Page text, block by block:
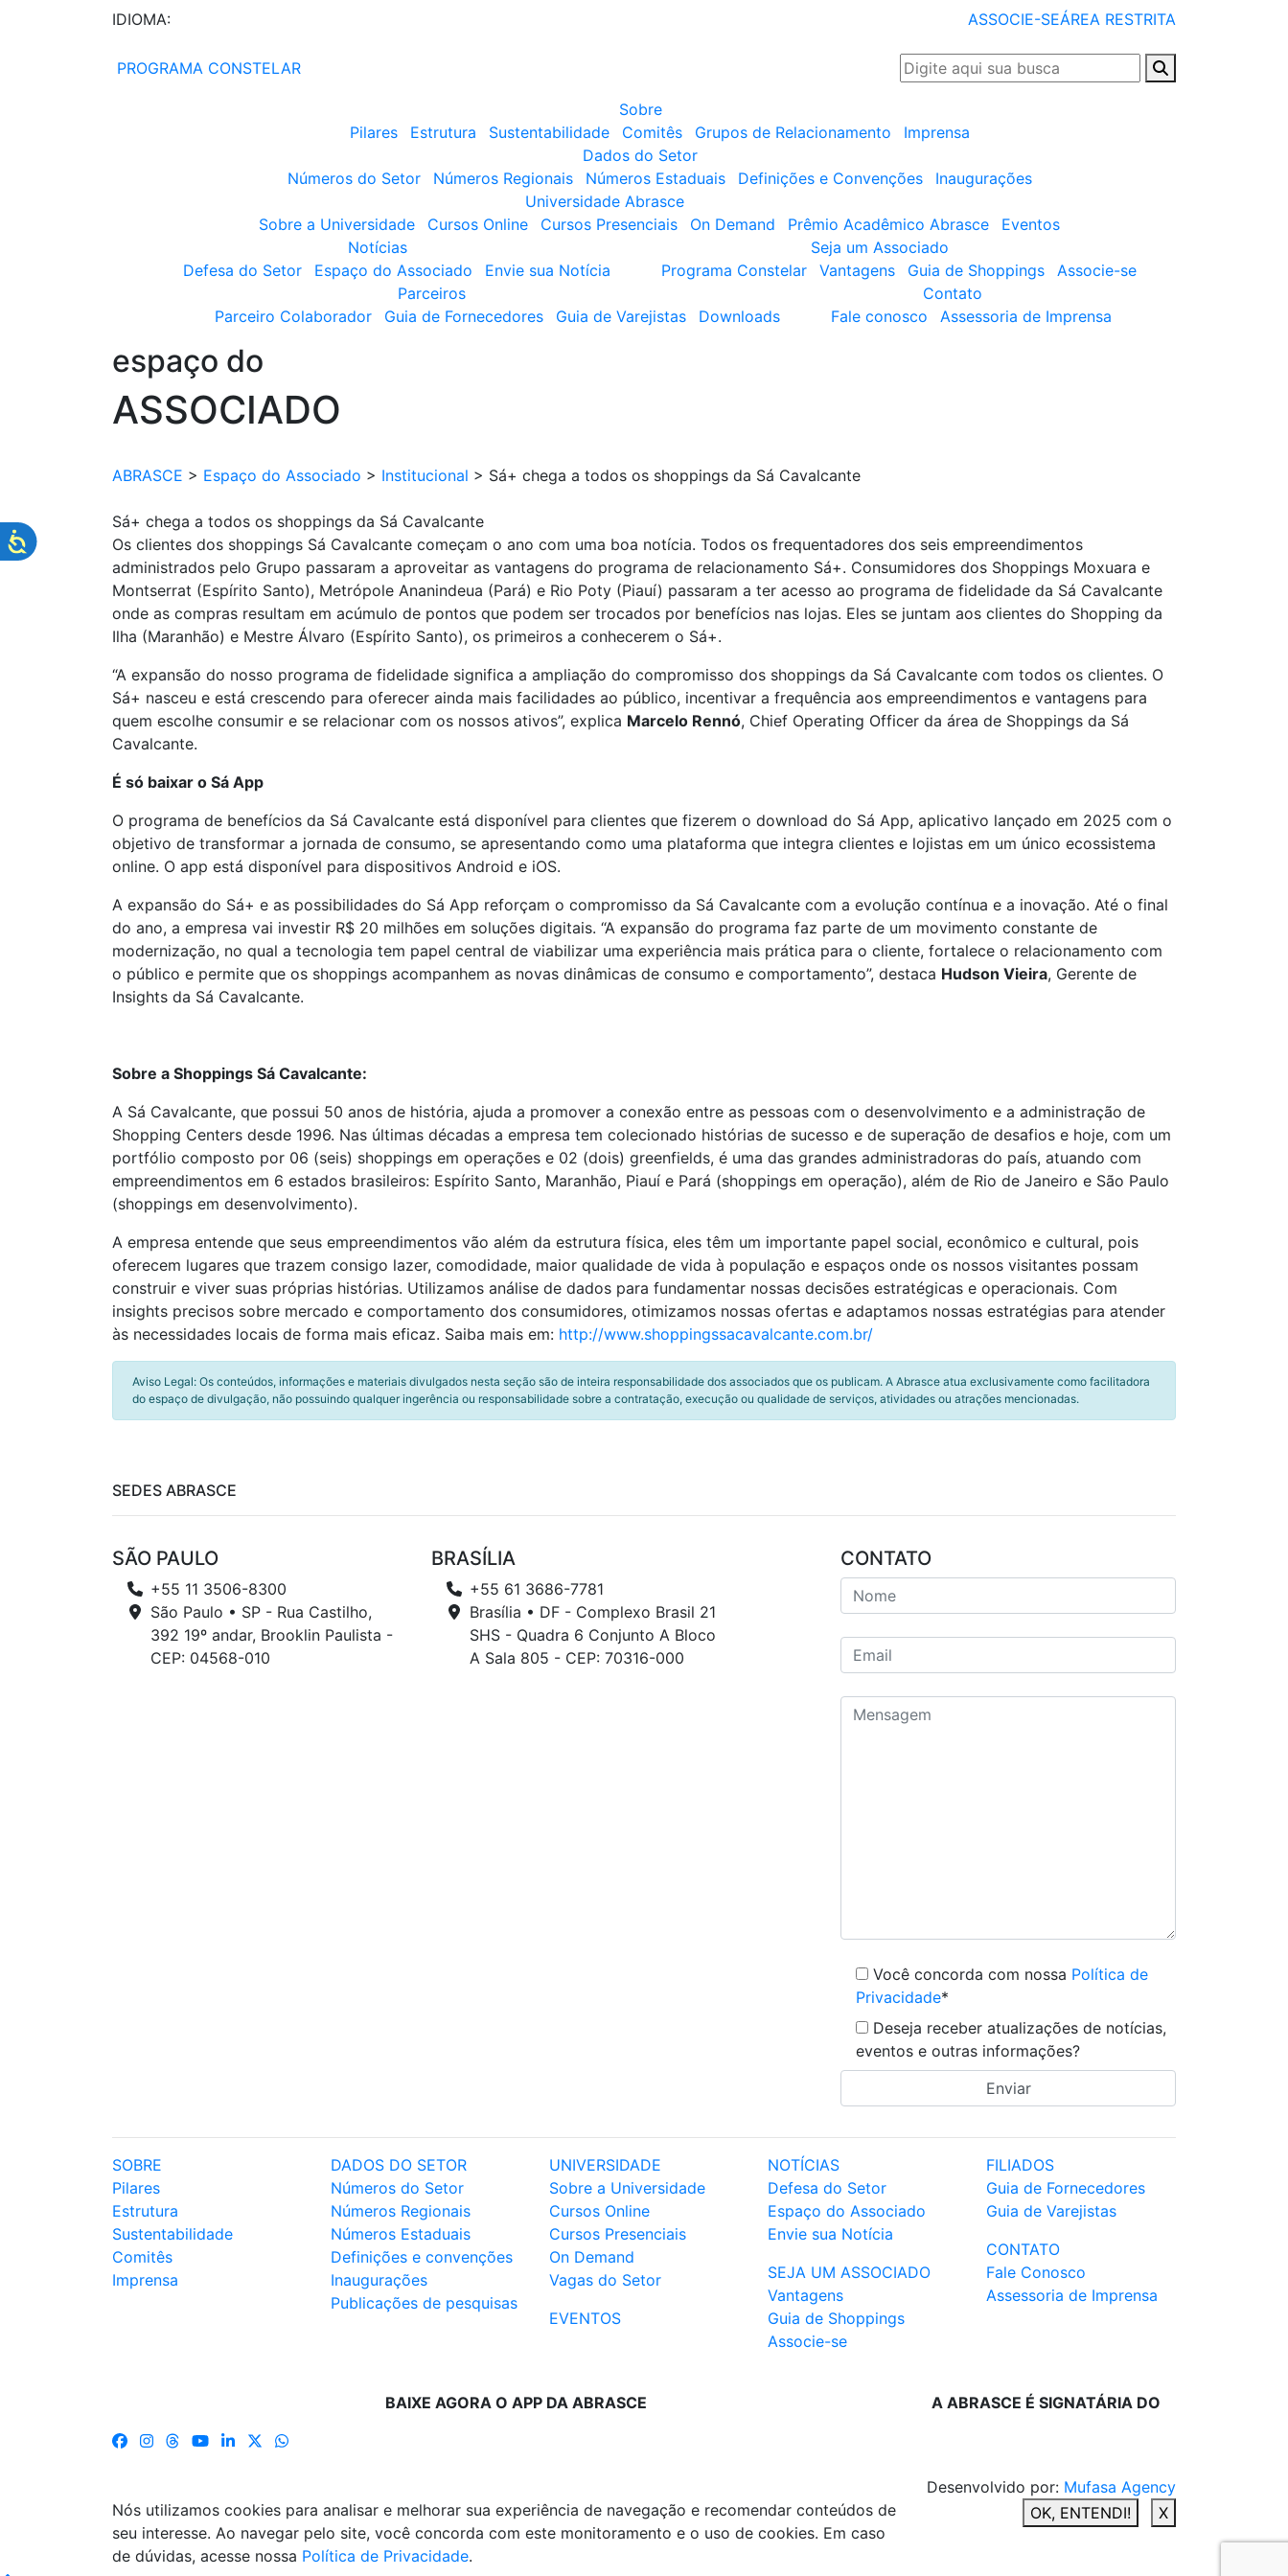
IDIOMA: ASSOCIE-SEÁREA RESTRITA
PROGRAMA CONSTELAR
Sobre
Pilares
Estrutura Sustentabilidade Comitês Grupos de Relacionamento
Imprensa
Dados do Setor
Números do Setor
Números Regionais Números Estaduais Definições e Convenções
Inaugurações
Universidade Abrasce
Sobre a Universidade
Cursos Online Cursos Presenciais On Demand Prêmio Acadêmico Abrasce
Eventos
Notícias
Defesa do Setor
Espaço do Associado Envie sua Notícia
Seja um Associado
Programa Constelar
Vantagens Guia de Shoppings
Associe-se
Parceiros
Parceiro Colaborador
Guia de Fornecedores Guia de Varejistas Downloads
Contato
Fale conosco
Assessoria de Imprensa
espaço do
ASSOCIADO
ABRASCE > Espaço do Associado > Institucional > Sá+ chega a todos os shoppings da Sá Cavalcante
Sá+ chega a todos os shoppings da Sá Cavalcante
Os clientes dos shoppings Sá Cavalcante começam o ano com uma boa notícia. Todos os frequentadores dos seis empreendimentos
administrados pelo Grupo passaram a aproveitar as vantagens do programa de relacionamento Sá+. Consumidores dos Shoppings Moxuara e
Montserrat (Espírito Santo), Metrópole Ananindeua (Pará) e Rio Poty (Piauí) passaram a ter acesso ao programa de fidelidade da Sá Cavalcante
onde as compras resultam em acúmulo de pontos que podem ser trocados por benefícios nas lojas. Eles se juntam aos clientes do Shopping da
Ilha (Maranhão) e Mestre Álvaro (Espírito Santo), os primeiros a conhecerem o Sá+.
“A expansão do nosso programa de fidelidade significa a ampliação do compromisso dos shoppings da Sá Cavalcante com todos os clientes. O
Sá+ nasceu e está crescendo para oferecer ainda mais facilidades ao público, incentivar a frequência aos empreendimentos e vantagens para
quem escolhe consumir e se relacionar com os nossos ativos”, explica Marcelo Rennó, Chief Operating Officer da área de Shoppings da Sá
Cavalcante.
É só baixar o Sá App
O programa de benefícios da Sá Cavalcante está disponível para clientes que fizerem o download do Sá App, aplicativo lançado em 2025 com o
objetivo de transformar a jornada de consumo, se apresentando como uma plataforma que integra clientes e lojistas em um único ecossistema
online. O app está disponível para dispositivos Android e iOS.
A expansão do Sá+ e as possibilidades do Sá App reforçam o compromisso da Sá Cavalcante com a evolução contínua e a inovação. Até o final
do ano, a empresa vai investir R$ 20 milhões em soluções digitais. “A expansão do programa faz parte de um movimento constante de
modernização, no qual a tecnologia tem papel central de viabilizar uma experiência mais prática para o cliente, fortalece o relacionamento com
o público e permite que os shoppings acompanhem as novas dinâmicas de consumo e comportamento”, destaca Hudson Vieira, Gerente de
Insights da Sá Cavalcante.
Sobre a Shoppings Sá Cavalcante:
A Sá Cavalcante, que possui 50 anos de história, ajuda a promover a conexão entre as pessoas com o desenvolvimento e a administração de
Shopping Centers desde 1996. Nas últimas décadas a empresa tem colecionado histórias de sucesso e de superação de desafios e hoje, com um
portfólio composto por 06 (seis) shoppings em operações e 02 (dois) greenfields, é uma das grandes administradoras do país, atuando com
empreendimentos em 6 estados brasileiros: Espírito Santo, Maranhão, Piauí e Pará (shoppings em operação), além de Rio de Janeiro e São Paulo
(shoppings em desenvolvimento).
A empresa entende que seus empreendimentos vão além da estrutura física, eles têm um importante papel social, econômico e cultural, pois
oferecem lugares que trazem consigo lazer, comodidade, maior qualidade de vida à população e espaços onde os nossos visitantes possam
construir e viver suas próprias histórias. Utilizamos análise de dados para fundamentar nossas decisões estratégicas e operacionais. Com
insights precisos sobre mercado e comportamento dos consumidores, otimizamos nossas ofertas e adaptamos nossas estratégias para atender
às necessidades locais de forma mais eficaz. Saiba mais em: http://www.shoppingssacavalcante.com.br/
Aviso Legal: Os conteúdos, informações e materiais divulgados nesta seção são de inteira responsabilidade dos associados que os publicam. A Abrasce atua exclusivamente como facilitadora
do espaço de divulgação, não possuindo qualquer ingerência ou responsabilidade sobre a contratação, execução ou qualidade de serviços, atividades ou atrações mencionadas.
SEDES ABRASCE
SÃO PAULO
+55 11 3506-8300
São Paulo • SP - Rua Castilho,
392 19º andar, Brooklin Paulista -
CEP: 04568-010
BRASÍLIA
+55 61 3686-7781
Brasília • DF - Complexo Brasil 21
SHS - Quadra 6 Conjunto A Bloco
A Sala 805 - CEP: 70316-000
CONTATO
Você concorda com nossa Política de
Privacidade*
Deseja receber atualizações de notícias,
eventos e outras informações?
SOBRE
Pilares
Estrutura
Sustentabilidade
Comitês
Imprensa
DADOS DO SETOR
Números do Setor
Números Regionais
Números Estaduais
Definições e convenções
Inaugurações
Publicações de pesquisas
UNIVERSIDADE
Sobre a Universidade
Cursos Online
Cursos Presenciais
On Demand
Vagas do Setor
EVENTOS
NOTÍCIAS
Defesa do Setor
Espaço do Associado
Envie sua Notícia
SEJA UM ASSOCIADO
Vantagens
Guia de Shoppings
Associe-se
FILIADOS
Guia de Fornecedores
Guia de Varejistas
CONTATO
Fale Conosco
Assessoria de Imprensa
BAIXE AGORA O APP DA ABRASCE A ABRASCE É SIGNATÁRIA DO
Desenvolvido por: Mufasa Agency
Nós utilizamos cookies para analisar e melhorar sua experiência de navegação e recomendar conteúdos de
seu interesse. Ao navegar pelo site, você concorda com este monitoramento e o uso de cookies. Em caso
de dúvidas, acesse nossa Política de Privacidade.
OK, ENTENDI! X